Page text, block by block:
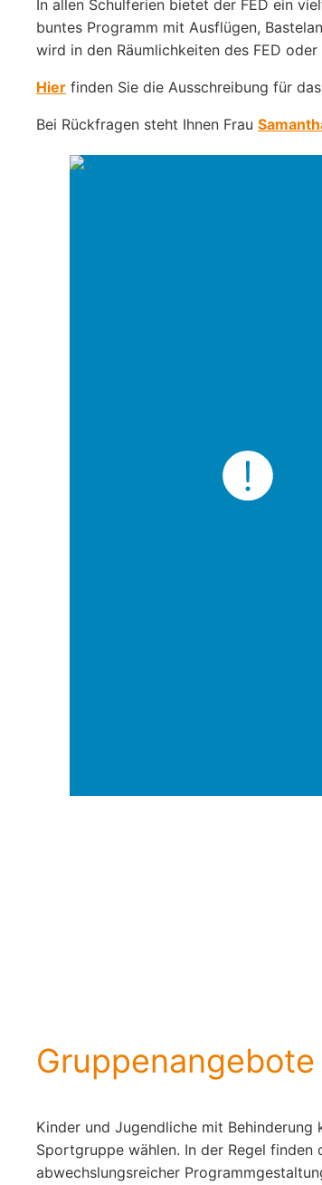
In allen Schulferien bietet der FED ein
buntes Programm mit Ausflügen,
wird in den Räumlichkeiten des FED
Hier finden Sie die Ausschreibung für
Bei Rückfragen steht Ihnen Frau
Kinder und Jugendliche mit
Sportgruppe wählen. In der Regel
abwechslungsreicher